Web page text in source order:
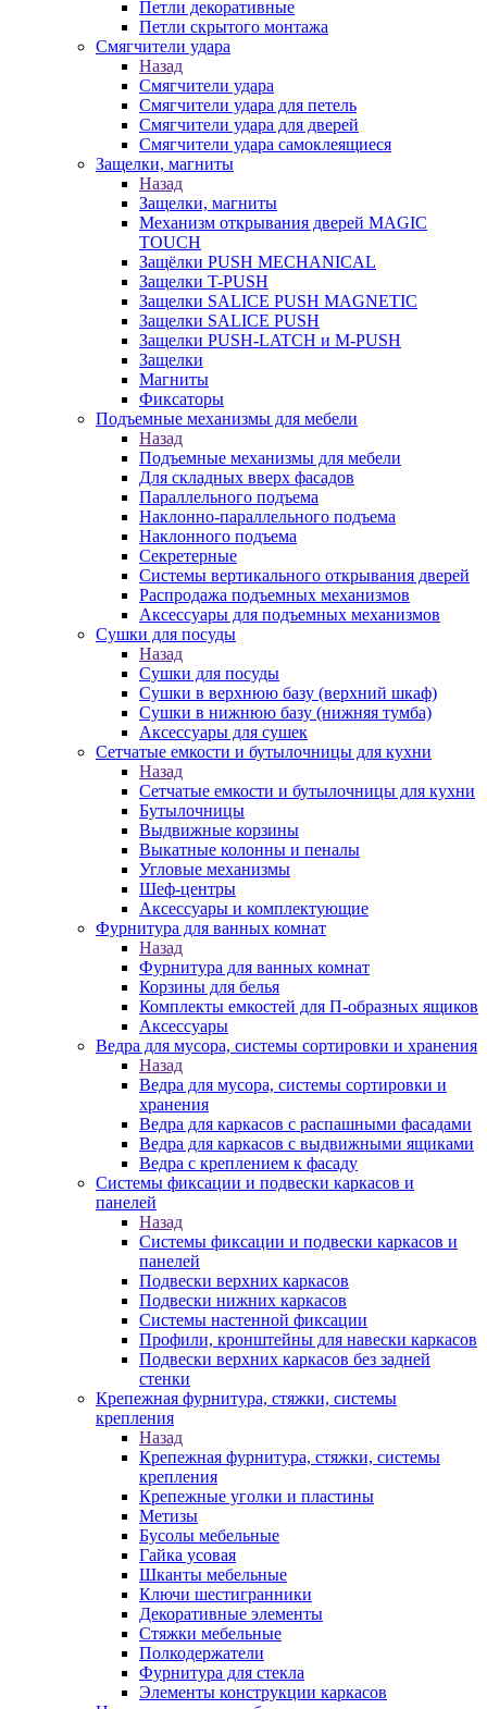
Петли декоративные
Петли скрытого монтажа
Смягчители удара
Назад
Смягчители удара
Смягчители удара для петель
Смягчители удара для дверей
Cмягчители удара самоклеящиеся
Защелки, магниты
Назад
Защелки, магниты
Механизм открывания дверей MAGIC
TOUCH
Защёлки PUSH MECHANICAL
Защелки T-PUSH
Защелки SALICE PUSH MAGNETIC
Защелки SALICE PUSH
Защелки PUSH-LATCH и M-PUSH
Защелки
Магниты
Фиксаторы
Подъемные механизмы для мебели
Назад
Подъемные механизмы для мебели
Для складных вверх фасадов
Параллельного подъема
Наклонно-параллельного подъема
Наклонного подъема
Секретерные
Системы вертикального открывания дверей
Распродажа подъемных механизмов
Аксессуары для подъемных механизмов
Сушки для посуды
Назад
Сушки для посуды
Сушки в верхнюю базу (верхний шкаф)
Сушки в нижнюю базу (нижняя тумба)
Аксессуары для сушек
Сетчатые емкости и бутылочницы для кухни
Назад
Сетчатые емкости и бутылочницы для кухни
Бутылочницы
Выдвижные корзины
Выкатные колонны и пеналы
Угловые механизмы
Шеф-центры
Аксессуары и комплектующие
Фурнитура для ванных комнат
Назад
Фурнитура для ванных комнат
Корзины для белья
Комплекты емкостей для П-образных ящиков
Аксессуары
Ведра для мусора, системы сортировки и хранения
Назад
Ведра для мусора, системы сортировки и
хранения
Ведра для каркасов с распашными фасадами
Ведра для каркасов с выдвижными ящиками
Ведра с креплением к фасаду
Системы фиксации и подвески каркасов и
панелей
Назад
Системы фиксации и подвески каркасов и
панелей
Подвески верхних каркасов
Подвески нижних каркасов
Системы настенной фиксации
Профили, кронштейны для навески каркасов
Подвески верхних каркасов без задней
стенки
Крепежная фурнитура, стяжки, системы
крепления
Назад
Крепежная фурнитура, стяжки, системы
крепления
Крепежные уголки и пластины
Метизы
Бусолы мебельные
Гайка усовая
Шканты мебельные
Ключи шестигранники
Декоративные элементы
Стяжки мебельные
Полкодержатели
Фурнитура для стекла
Элементы конструкции каркасов